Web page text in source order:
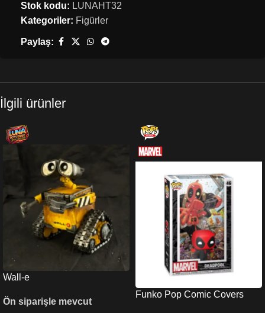
Stok kodu: LUNAHT32
Kategoriler: Figürler
Paylaş:
İlgili ürünler
Wall-e
Ön siparişle mevcut
Funko Pop Comic Covers